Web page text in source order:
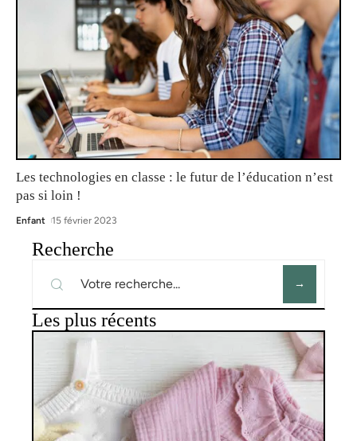
Les technologies en classe : le futur de l’éducation n’est
pas si loin !
Enfant 15 février 2023
Recherche
Les plus récents